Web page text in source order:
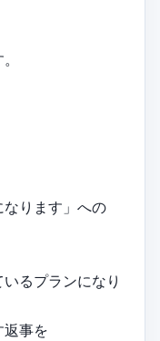
なります」への
るプランになり
返事を